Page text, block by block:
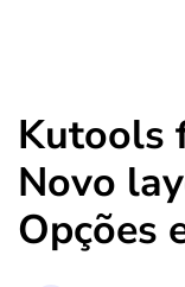
Kutools
Novo
Opções